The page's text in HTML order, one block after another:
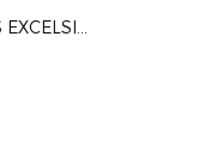
ENTRAINEMENT AS EXCELSIOR - 7ème TOUR CDF